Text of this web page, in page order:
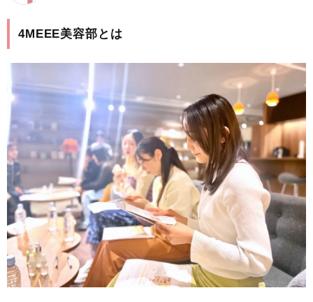
4MEEE美容部とは